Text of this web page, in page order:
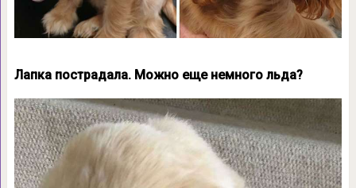
Лапка пострадала. Можно еще немного льда?